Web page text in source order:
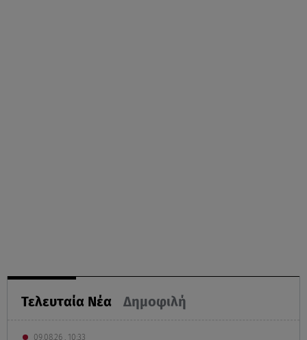
Τελευταία Νέα Δημοφιλή
09.08.26 , 10:33